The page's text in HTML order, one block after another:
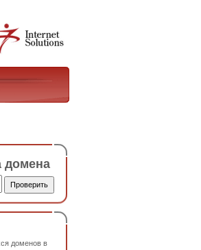
домена
доменов в